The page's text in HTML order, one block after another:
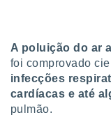
e
com
Pode
A poluição do ar
foi comprovado
infecções
cardíacas e até
pulmão.